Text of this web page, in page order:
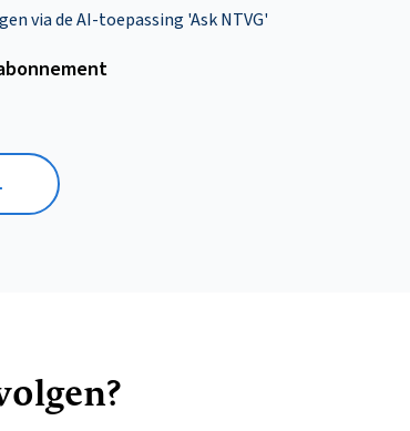
via de AI-toepassing 'Ask NTVG'